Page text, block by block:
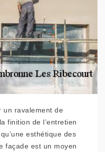
un ravalement de
finition de l’entretien
esthétique des
façade est un moyen